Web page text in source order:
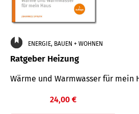
ENERGIE, BAUEN + WOHNEN
Ratgeber Heizung
Wärme und Warmwasser für mein
24,00 €